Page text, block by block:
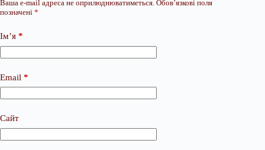
Ваша e-mail адреса не оприлюднюватиметься. Обов’язкові поля
позначені *
Ім’я *
Email *
Сайт